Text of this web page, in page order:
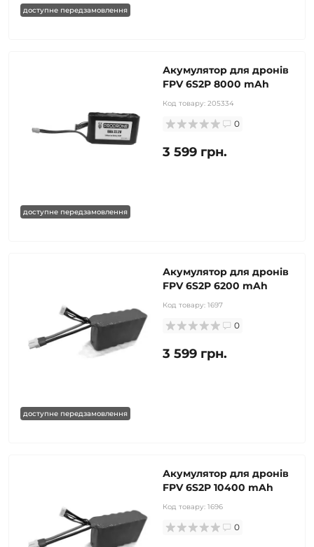
доступне передзамовлення
доступне передзамовлення
Акумулятор для дронів
FPV 6S2P 8000 mAh
Код товару: 205334
0
3 599 грн.
доступне передзамовлення
Акумулятор для дронів
FPV 6S2P 6200 mAh
Код товару: 1697
0
3 599 грн.
Акумулятор для дронів
FPV 6S2P 10400 mAh
Код товару: 1696
0